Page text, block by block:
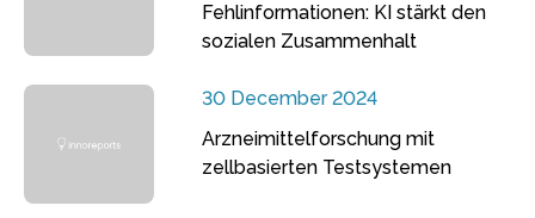
Fehlinformationen: KI stärkt den
sozialen Zusammenhalt
30 December 2024
Arzneimittelforschung mit
zellbasierten Testsystemen